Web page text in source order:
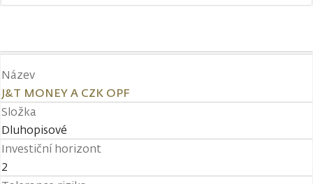
Název
J&T MONEY A CZK OPF
Složka
Dluhopisové
Investiční horizont
2